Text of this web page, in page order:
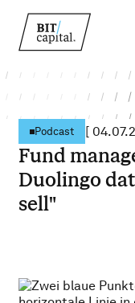
Podcast [
Fund
Duolingo
sell"